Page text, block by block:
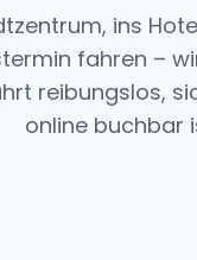
ins
fahren –
reibungslos,
online buchbar